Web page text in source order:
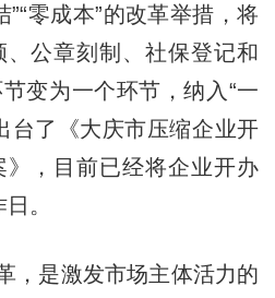
”“零成本”的改革举措，将
公章刻制、社保登记和
变为一个环节，纳入“一
台了《大庆市压缩企业开
，目前已经将企业开办
。
是激发市场主体活力的